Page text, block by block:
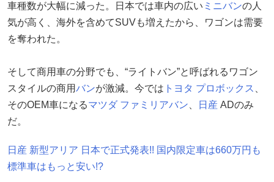
車種数が大幅に減った。日本では車内の広い ミニバンの人
気が高く、海外を含めてSUVも増えたから、ワゴンは需要
を奪われた。
そして商用車の分野でも、“ライトバン”と呼ばれるワゴン
スタイルの商用バンが激減。今では トヨタ プロボックス
そのOEM車になるマツダ ファミリアバン 日産 ADのみ
だ。
日産 新型アリア 日本で正式発表!! 国内限定車は660万円も
標準車はもっと安い!?